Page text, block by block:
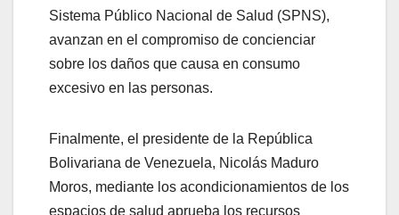
Sistema Público Nacional de Salud (SPNS),
avanzan en el compromiso de concienciar
sobre los daños que causa en consumo
excesivo en las personas.
Finalmente, el presidente de la República
Bolivariana de Venezuela, Nicolás Maduro
Moros, mediante los acondicionamientos de los
espacios de salud aprueba los recursos